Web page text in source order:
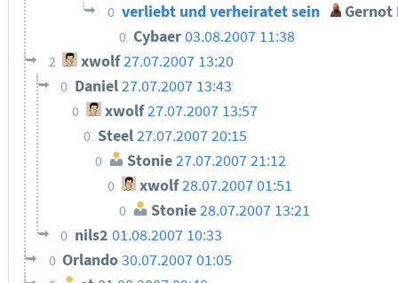
0 verliebt und verheiratet sein Gernot
0 Cybaer03.08.2007 11:38
2 xwolf27.07.2007 13:20
0 Daniel27.07.2007 13:43
0 xwolf 27.07.2007 13:57
0 Steel27.07.2007 20:15
0 Stonie27.07.2007 21:12
0 xwolf28.07.2007 01:51
0 Stonie 28.07.2007 13:21
0 nils2 01.08.2007 10:33
0 Orlando30.07.2007 01:05